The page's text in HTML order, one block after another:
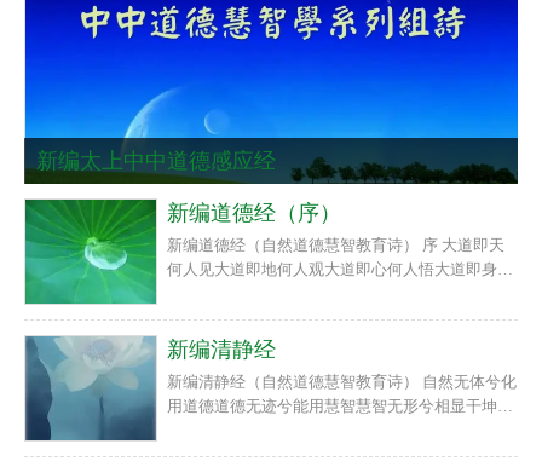
新编太上中中道德感应经
新编道德经（序）
新编道德经（自然道德慧智教育诗） 序 大道即天
何人见大道即地何人观大道即心何人悟大道即身何
运地海山林谁聚攒眼耳鼻舌身谁造仁义礼慧信谁显
老子道德自然经天机泄尽
新编清静经
新编清静经（自然道德慧智教育诗） 自然无体兮化
用道德道德无迹兮能用慧智慧智无形兮相显干坤干
天动地静男清女浊兮男动女静清者浊源兮动者基静